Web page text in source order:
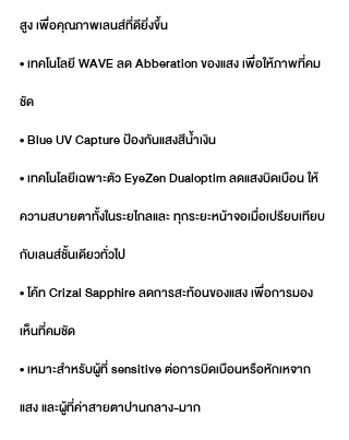
สูง เพื่อคุณภาพเลนส์ที่ดียิ่งขึ้น
• เทคโนโลยี WAVE ลด Abberation ของแสง เพื่อให้ภาพที่คม
ชัด
• Blue UV Capture ป้องกันแสงสีน้ำเงิน
• เทคโนโลยีเฉพาะตัว EyeZen Dualoptim ลดแสงบิดเบือน ให้
ความสบายตาทั้งในระยไกลและ ทุกระยะหน้าจอเมื่อเปรียบเทียบ
กับเลนส์ชั้นเดียวทั่วไป
• โค้ท Crizal Sapphire ลดการสะท้อนของแสง เพื่อการมอง
เห็นที่คมชัด
• เหมาะสำหรับผู้ที่ sensitive ต่อการบิดเบือนหรือหักเหจาก
แสง และผู้ที่ค่าสายตาปานกลาง-มาก